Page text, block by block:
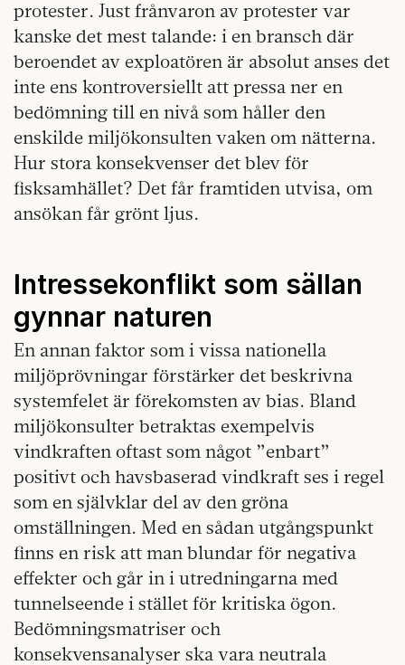
protester. Just frånvaron av protester var
kanske det mest talande: i en bransch där
beroendet av exploatören är absolut anses det
inte ens kontroversiellt att pressa ner en
bedömning till en nivå som håller den
enskilde miljökonsulten vaken om nätterna.
Hur stora konsekvenser det blev för
fisksamhället? Det får framtiden utvisa, om
ansökan får grönt ljus.
Intressekonflikt som sällan
gynnar naturen
En annan faktor som i vissa nationella
miljöprövningar förstärker det beskrivna
systemfelet är förekomsten av bias. Bland
miljökonsulter betraktas exempelvis
vindkraften oftast som något ”enbart”
positivt och havsbaserad vindkraft ses i regel
som en självklar del av den gröna
omställningen. Med en sådan utgångspunkt
finns en risk att man blundar för negativa
effekter och går in i utredningarna med
tunnelseende i stället för kritiska ögon.
Bedömningsmatriser och
konsekvensanalyser ska vara neutrala